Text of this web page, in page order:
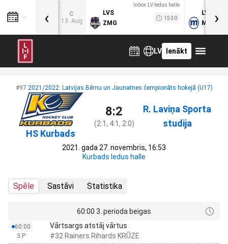
C
13. Aug
Inbox.LV ledus halle
LVS
ZMG
15:30
LVB
MOG
‹ ›
LV Ienākt
#97 2021/2022: Latvijas Bērnu un Jaunatnes čempionāts hokejā (U17)
HS Kurbads
8:2
(2:1, 4:1, 2:0)
R. Laviņa Sporta
studija
2021. gada 27. novembris, 16:53
Kurbads ledus halle
Spēle Sastāvi Statistika
60:00 3. perioda beigas
60:00
3.P
Vārtsargs atstāj vārtus
#32 Rainers Rihards KRŪZE